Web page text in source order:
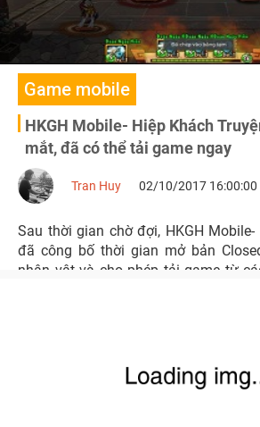
Game mobile
HKGH Mobile- Hiệp Khách
mắt, đã có thể tải game ngay
Tran Huy 02/10/2017 16:00:00
Sau thời gian chờ đợi, HKGH Mobile-
đã công bố thời gian mở bản
nhân vật và cho phép tải game từ